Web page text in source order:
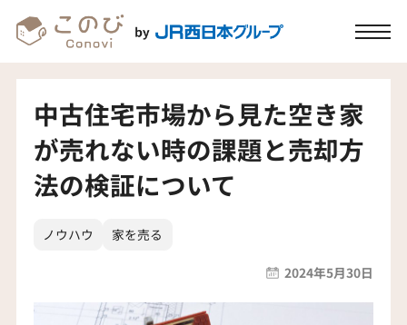
中古住宅市場から見た空き家
が売れない時の課題と売却方
法の検証について
ノウハウ 家を売る
2024年5月30日